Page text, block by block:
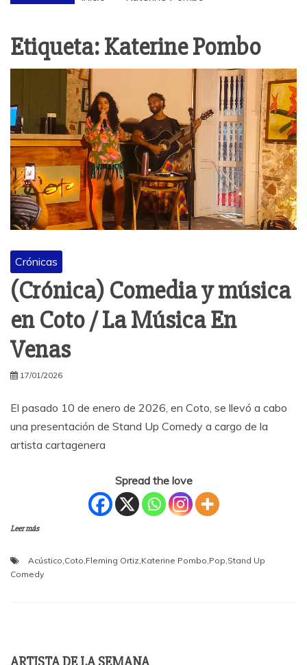
Etiqueta:Katerine Pombo
Crónicas
(Crónica) Comedia y música
en Coto / La Música En
Venas
17/01/2026
El pasado 10 de enero de 2026, en Coto, se llevó a cabo
una presentación de Stand Up Comedy a cargo de la
artista cartagenera
Spread the love
Leer más
Acústico,Coto,Fleming Ortiz,Katerine Pombo,Pop,Stand Up
Comedy